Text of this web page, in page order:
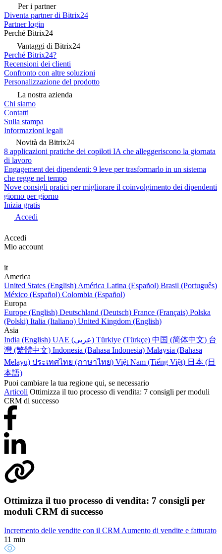
Per i partner
Diventa partner di Bitrix24
Partner login
Perché Bitrix24
Vantaggi di Bitrix24
Perché Bitrix24?
Recensioni dei clienti
Confronto con altre soluzioni
Personalizzazione del prodotto
La nostra azienda
Chi siamo
Contatti
Sulla stampa
Informazioni legali
Novità da Bitrix24
8 applicazioni pratiche dei copiloti IA che alleggeriscono la giornata
di lavoro
Engagement dei dipendenti: 9 leve per trasformarlo in un sistema
che regge nel tempo
Nove consigli pratici per migliorare il coinvolgimento dei dipendenti
giorno per giorno
Inizia gratis
Accedi
Accedi
Mio account
it
America
United States (English) América Latina (Español) Brasil (Português)
México (Español) Colombia (Español)
Europa
Europe (English) Deutschland (Deutsch) France (Français) Polska
(Polski) Italia (Italiano) United Kingdom (English)
Asia
India (English)
UAE (عربي) Türkiye (Türkçe) 中国 (简体中文) 台
灣 (繁體中文) Indonesia (Bahasa Indonesia) Malaysia (Bahasa
Melayu) ประเทศไทย (ภาษาไทย) Việt Nam (Tiếng Việt) 日本 (日
本語)
Puoi cambiare la tua regione qui, se necessario
Articoli Ottimizza il tuo processo di vendita: 7 consigli per moduli
CRM di successo
Ottimizza il tuo processo di vendita: 7 consigli per
moduli CRM di successo
Incremento delle vendite con il CRMAumento di vendite e fatturato
11 min